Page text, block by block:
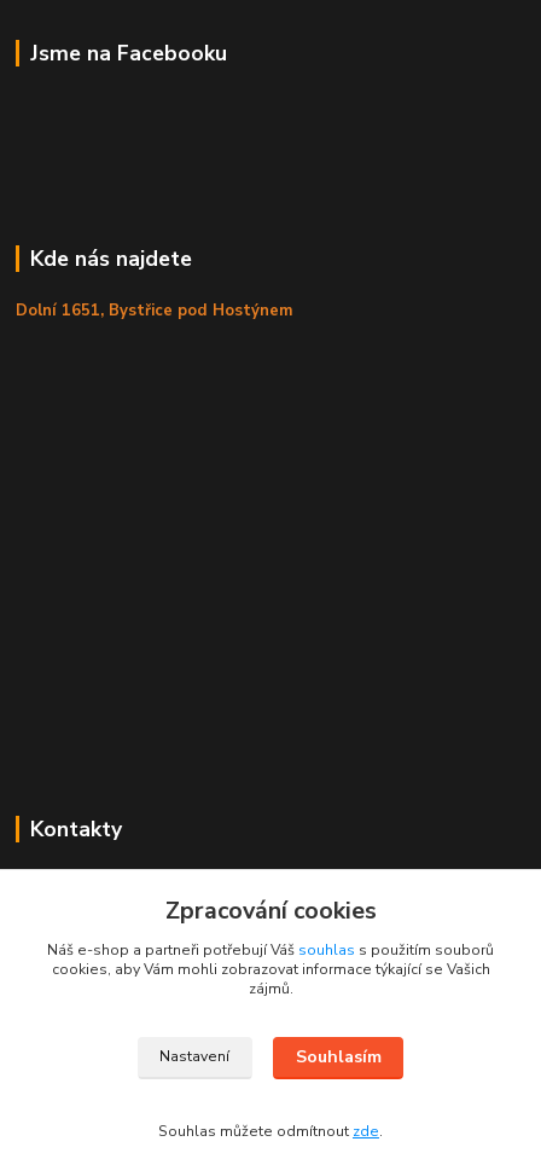
Jsme na Facebooku
Kde nás najdete
Dolní 1651, Bystřice pod Hostýnem
Kontakty
+420 725 613 837
info@rajklubicek.cz
Zpracování cookies
Náš e-shop a partneři potřebují Váš souhlas s použitím souborů
cookies, aby Vám mohli zobrazovat informace týkající se Vašich
zájmů.
Nastavení Souhlasím
Souhlas můžete odmítnout zde.